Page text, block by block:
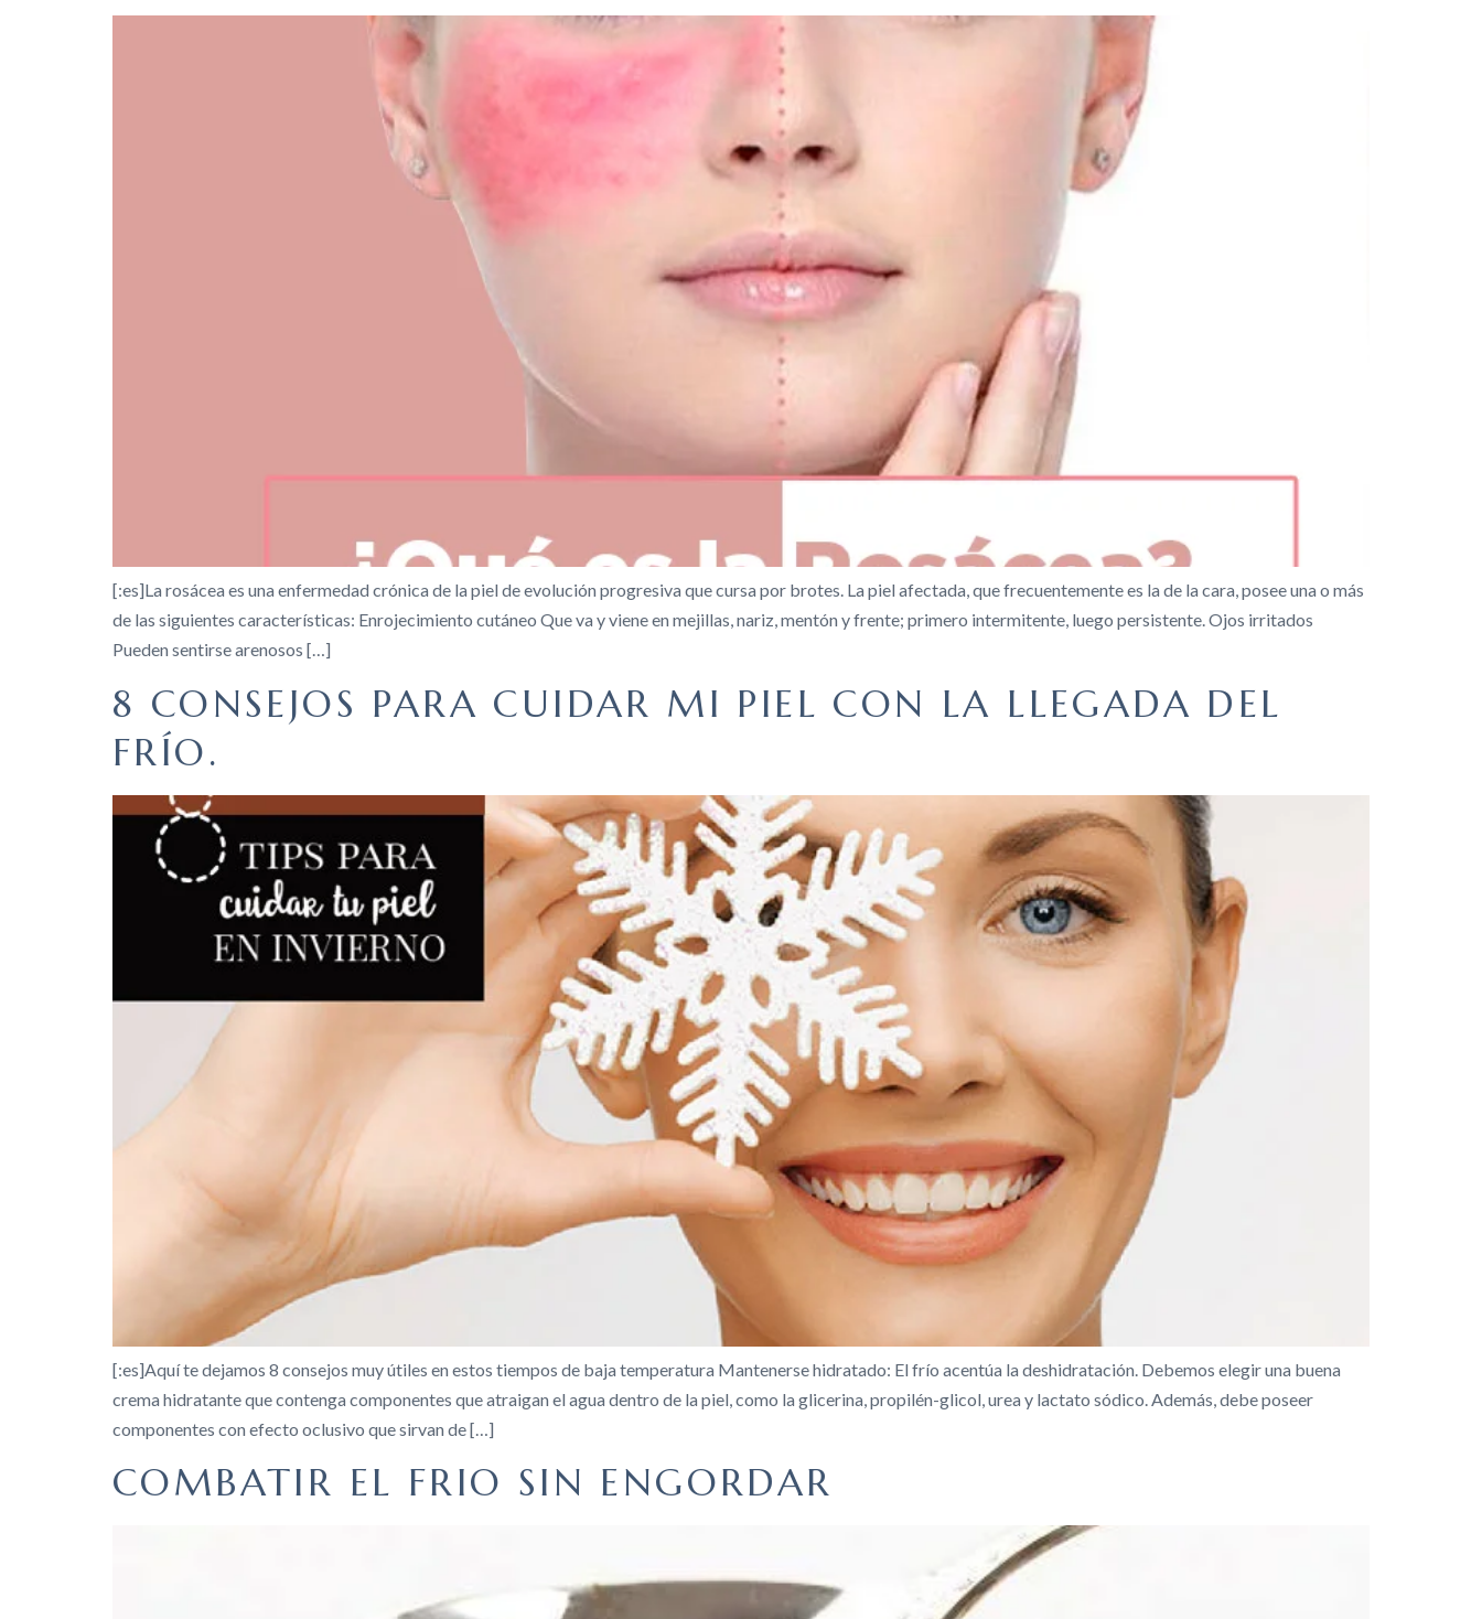
[:es]La rosácea es una enfermedad crónica de la piel de evolución progresiva que cursa por brotes. La piel afectada, que frecuentemente es la de la cara, posee una o más
de las siguientes características: Enrojecimiento cutáneo Que va y viene en mejillas, nariz, mentón y frente; primero intermitente, luego persistente. Ojos irritados
Pueden sentirse arenosos […]
8 CONSEJOS PARA CUIDAR MI PIEL CON LA LLEGADA DEL
FRÍO.
[:es]Aquí te dejamos 8 consejos muy útiles en estos tiempos de baja temperatura Mantenerse hidratado: El frío acentúa la deshidratación. Debemos elegir una buena
crema hidratante que contenga componentes que atraigan el agua dentro de la piel, como la glicerina, propilén-glicol, urea y lactato sódico. Además, debe poseer
componentes con efecto oclusivo que sirvan de […]
COMBATIR EL FRIO SIN ENGORDAR